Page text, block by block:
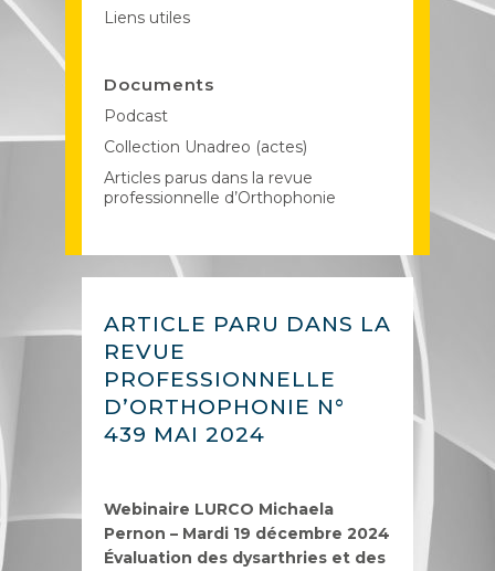
Liens utiles
Documents
Podcast
Collection Unadreo (actes)
Articles parus dans la revue
professionnelle d’Orthophonie
ARTICLE PARU DANS LA
REVUE
PROFESSIONNELLE
D’ORTHOPHONIE N°
439 MAI 2024
Webinaire LURCO Michaela
Pernon – Mardi 19 décembre 2024
Évaluation des dysarthries et des